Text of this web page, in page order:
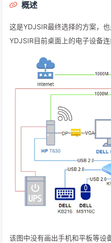
概述
这是YDJSIR最终选择的方案，
YDJSIR目前桌面上的电子设备连
该图中没有画出手机和平板等设